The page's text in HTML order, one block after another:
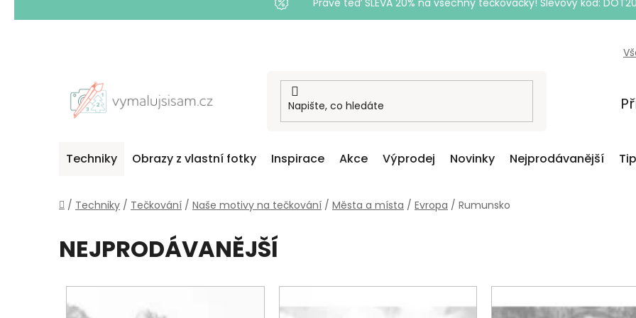
Právě teď SLEVA 20% na všechny tečkovačky! Slevový kód: DOT20
Techniky Obrazy z vlastní fotky Inspirace Akce Výprodej Novinky Nejprodávanější
Domů
/ Techniky / Tečkování / Naše motivy na tečkování / Města a místa / Evropa / Rumunsko
NEJPRODÁVANĚJŠÍ